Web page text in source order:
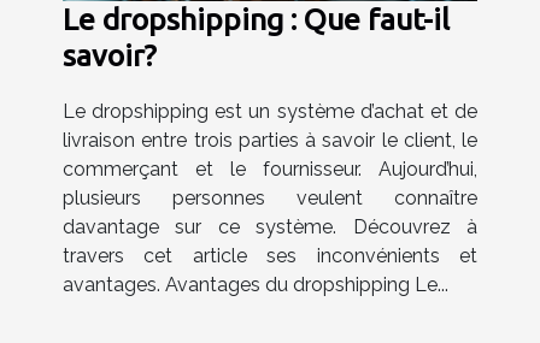
Le dropshipping : Que faut-il
savoir?
Le dropshipping est un système d’achat et de
livraison entre trois parties à savoir le client, le
commerçant et le fournisseur. Aujourd’hui,
plusieurs personnes veulent connaître
davantage sur ce système. Découvrez à
travers cet article ses inconvénients et
avantages. Avantages du dropshipping Le...